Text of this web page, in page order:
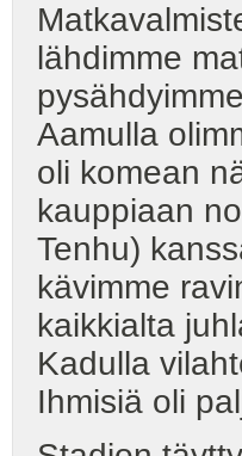
lähdimme
Aamulla
oli komean
kauppiaan
Tenhu)
kävimme
kaikkialta
Kadulla
Ihmisiä oli